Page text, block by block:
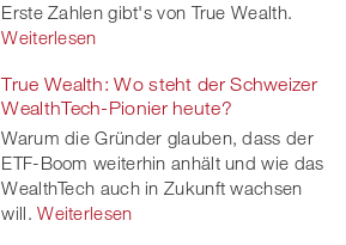
Erste Zahlen gibt's von True Wealth.
Weiterlesen
True Wealth: Wo steht der Schweizer
WealthTech-Pionier heute?
Warum die Gründer glauben, dass der
ETF-Boom weiterhin anhält und wie das
WealthTech auch in Zukunft wachsen
will. Weiterlesen